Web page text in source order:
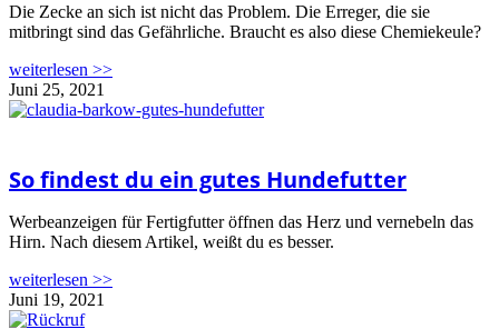
Die Zecke an sich ist nicht das Problem. Die Erreger, die sie
mitbringt sind das Gefährliche. Braucht es also diese Chemiekeule?
weiterlesen >>
Juni 25, 2021
So findest du ein gutes Hundefutter
Werbeanzeigen für Fertigfutter öffnen das Herz und vernebeln das
Hirn. Nach diesem Artikel, weißt du es besser.
weiterlesen >>
Juni 19, 2021